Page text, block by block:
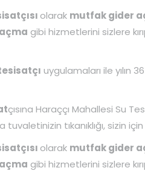
olarak mutfak gider
açma gibi hizmetlerini sizlere
uygulamaları ile yılın
çısına Haraççı Mahallesi Su
tuvaletinizin tıkanıklığı, sizin
olarak mutfak gider
açma gibi hizmetlerini sizlere